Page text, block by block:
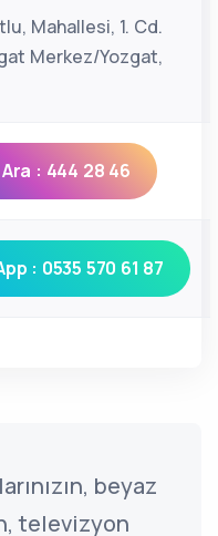
Mahallesi, 1. Cd.
Merkez/Yozgat,
: 444 28 46
: 0535 570 61 87
beyaz
televizyon